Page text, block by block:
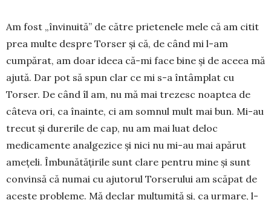
Am fost „învinuită” de către prietenele mele că am citit
prea multe despre Torser şi că, de când mi l-am
cumpărat, am doar ideea că-mi face bine şi de aceea mă
ajută. Dar pot să spun clar ce mi s-a întâmplat cu
Torser. De când îl am, nu mă mai trezesc noaptea de
câteva ori, ca înainte, ci am somnul mult mai bun. Mi-au
trecut şi durerile de cap, nu am mai luat deloc
medicamente analgezice şi nici nu mi-au mai apărut
ameţeli. Îmbunătăţirile sunt clare pentru mine şi sunt
convinsă că numai cu ajutorul Torserului am scăpat de
aceste probleme. Mă declar mulţumită şi, ca urmare, l-